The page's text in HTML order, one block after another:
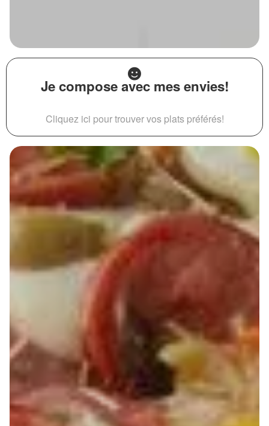
Je compose avec mes envies!
Cliquez ici pour trouver vos plats préférés!